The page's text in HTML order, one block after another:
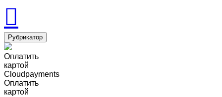
Рубрикатор
Оплатить
картой
Cloudpayments
Оплатить
картой